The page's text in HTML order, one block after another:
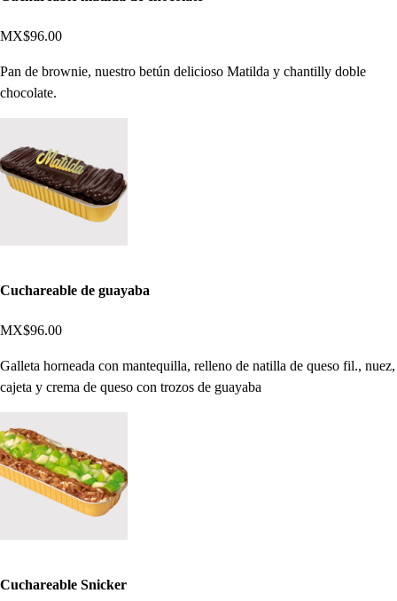
MX$96.00
Pan de brownie, nuestro betún delicioso Matilda y chantilly doble
chocolate.
Cuchareable de guayaba
MX$96.00
Galleta horneada con mantequilla, relleno de natilla de queso fil., nuez,
cajeta y crema de queso con trozos de guayaba
Cuchareable Snicker